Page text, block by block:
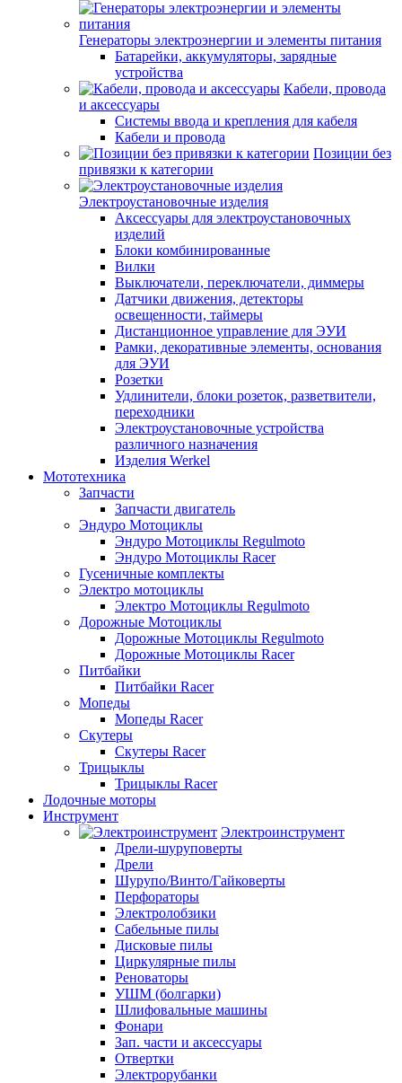
Генераторы электроэнергии и элементы питания
Батарейки, аккумуляторы, зарядные
устройства
Кабели, провода
и аксессуары
Системы ввода и крепления для кабеля
Кабели и провода
Позиции без
привязки к категории
Электроустановочные изделия
Аксессуары для электроустановочных
изделий
Блоки комбинированные
Вилки
Выключатели, переключатели, диммеры
Датчики движения, детекторы
освещенности, таймеры
Дистанционное управление для ЭУИ
Рамки, декоративные элементы, основания
для ЭУИ
Розетки
Удлинители, блоки розеток, разветвители,
переходники
Электроустановочные устройства
различного назначения
Изделия Werkel
Мототехника
Запчасти
Запчасти двигатель
Эндуро Мотоциклы
Эндуро Мотоциклы Regulmoto
Эндуро Мотоциклы Racer
Гусеничные комплекты
Электро мотоциклы
Электро Мотоциклы Regulmoto
Дорожные Мотоциклы
Дорожные Мотоциклы Regulmoto
Дорожные Мотоциклы Racer
Питбайки
Питбайки Racer
Мопеды
Мопеды Racer
Скутеры
Скутеры Racer
Трицыклы
Трицыклы Racer
Лодочные моторы
Инструмент
Электроинструмент
Дрели-шуруповерты
Дрели
Шурупо/Винто/Гайковерты
Перфораторы
Электролобзики
Сабельные пилы
Дисковые пилы
Циркулярные пилы
Реноваторы
УШМ (болгарки)
Шлифовальные машины
Фонари
Зап. части и аксессуары
Отвертки
Электрорубанки